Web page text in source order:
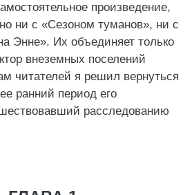
произведение,
ни с «Сезоном туманов», ни с
Энне». Их объединяет только
внеземных поселений
читателей я решил вернуться
ранний период его
расследованию